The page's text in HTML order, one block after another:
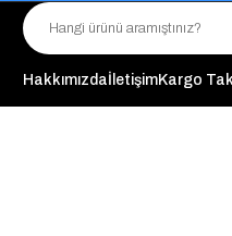
"Toptan
HakkımızdaİletişimKargo